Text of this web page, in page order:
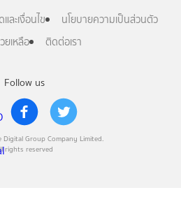
Follow us
Group Company Limited.
rights reserved
ละเงื่อนไข
นโยบายความเป็นส่วนตัว
ยเหลือ
ติดต่อเรา